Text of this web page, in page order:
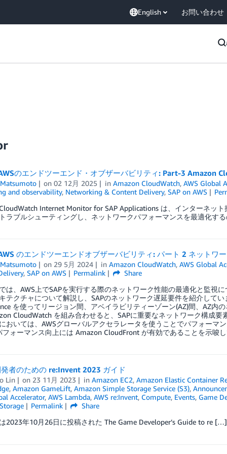
English お問い合わせ
のエンドツーエンド・オブザーバビリティ: Part-3 Amazon
on02 12月 2025 inAmazon CloudWatch,AWS Global
and observability, Networking & Content Delivery, SAP on AWS
Internet Monitor for SAP Applications は、インターネッ
ラブルシューティングし、ネットワークパフォーマンスを最適化す
のエンドツーエンドオブザーバビリティ: パート 2 ネットワ
on 29 5月 2024 inAmazon CloudWatch,AWS Global
, SAP on AWS Permalink
Share
は、AWS上でSAPを実行する際のネットワーク性能の最適化と監視
テクチャについて解説し、SAPのネットワーク遅延要件を紹介して
を使ってリージョン間、アベイラビリティーゾーン(AZ)間、AZ内
CloudWatch を組み合わせると、SAPに重要なネットワーク構成
おいては、AWSグローバルアクセラレータを使うことでパフォーマ
フォーマンス向上には Amazon CloudFront が有効であることを示唆
者のための re:Invent 2023 ガイド
Lin on 23 11月 2023 inAmazon EC2,Amazon Elastic Container
, Amazon GameLift, Amazon Simple Storage Service (S3),
Accelerator, AWS Lambda, AWS re:Invent, Compute, Events, Game
Permalink
Share
2023年10月26日に投稿された The Game Developer’s Guide to re […]